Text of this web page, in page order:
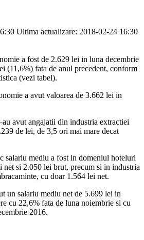
Ultima actualizare: 2018-02-24 16:30
a fost de 2.629 lei in luna decembrie
(11,6%) fata de anul precedent, conform
(vezi tabel).
a avut valoarea de 3.662 lei in
avut angajatii din industria extractiei
de lei, de 3,5 ori mai mare decat
salariu mediu a fost in domeniul hoteluri
net si 2.050 lei brut, precum si in industria
cu doar 1.564 lei net.
un salariu mediu net de 5.699 lei in
cu 22,6% fata de luna noiembrie si cu
2016.